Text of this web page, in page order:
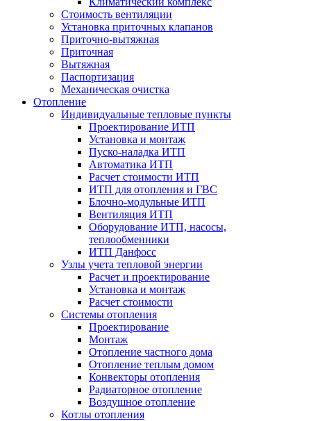
Стоимость вентиляции
Установка приточных клапанов
Приточно-вытяжная
Приточная
Вытяжная
Паспортизация
Механическая очистка
Отопление
Индивидуальные тепловые пункты
Проектирование ИТП
Установка и монтаж
Пуско-наладка ИТП
Автоматика ИТП
Расчет стоимости ИТП
ИТП для отопления и ГВС
Блочно-модульные ИТП
Вентиляция ИТП
Оборудование ИТП, насосы,
теплообменники
ИТП Данфосс
Узлы учета тепловой энергии
Расчет и проектирование
Установка и монтаж
Расчет стоимости
Системы отопления
Проектирование
Монтаж
Отопление частного дома
Отопление теплым домом
Конвекторы отопления
Радиаторное отопление
Воздушное отопление
Котлы отопления